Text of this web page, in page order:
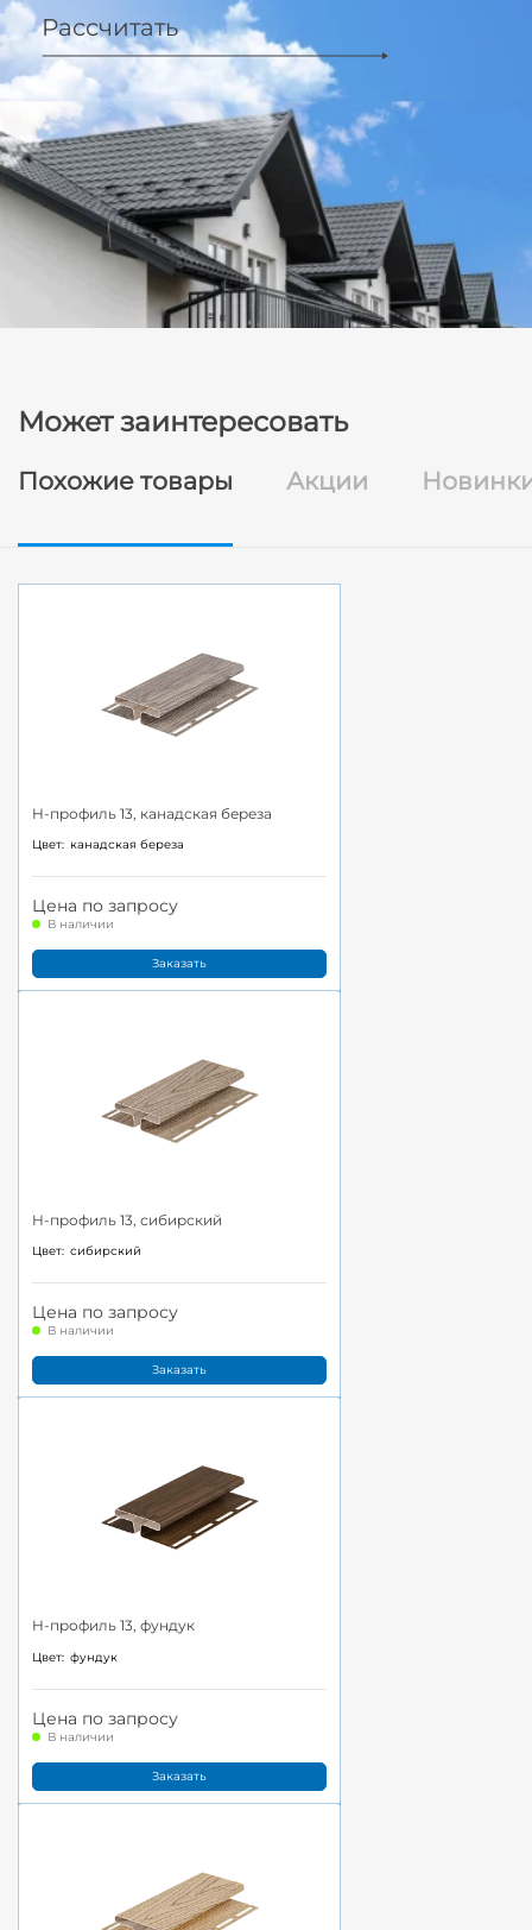
Рассчитать
Может заинтересовать
Похожие товары Акции
H-профиль 13, канадская береза
Цвет: канадская береза
Цена по запросу
В наличии
Заказать
H-профиль 13, сибирский
Цвет: сибирский
Цена по запросу
В наличии
Заказать
H-профиль 13, фундук
Цвет: фундук
Цена по запросу
В наличии
Заказать